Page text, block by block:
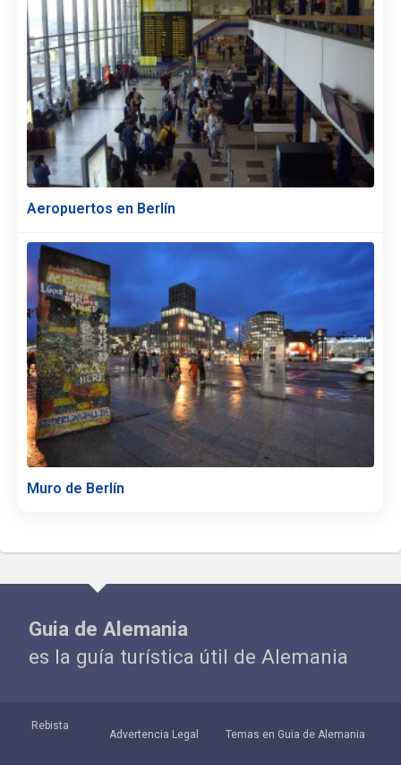
Aeropuertos en Berlín
Muro de Berlín
Guia de Alemania
es la guía turística útil de Alemania
Rebista
Advertencia Legal Temas en Guia de Alemania